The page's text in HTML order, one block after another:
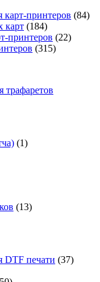
карт-принтеров (84)
карт (184)
принтеров (22)
(315)
трафаретов
(1)
(13)
DTF печати (37)